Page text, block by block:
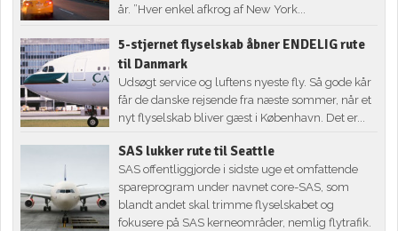
år. ”Hver enkel afkrog af New York...
5-stjernet flyselskab åbner ENDELIG rute
til Danmark
Udsøgt service og luftens nyeste fly. Så gode kår
får de danske rejsende fra næste sommer, når et
nyt flyselskab bliver gæst i København. Det er...
SAS lukker rute til Seattle
SAS offentliggjorde i sidste uge et omfattende
spareprogram under navnet core-SAS, som
blandt andet skal trimme flyselskabet og
fokusere på SAS kerneområder, nemlig flytrafik.